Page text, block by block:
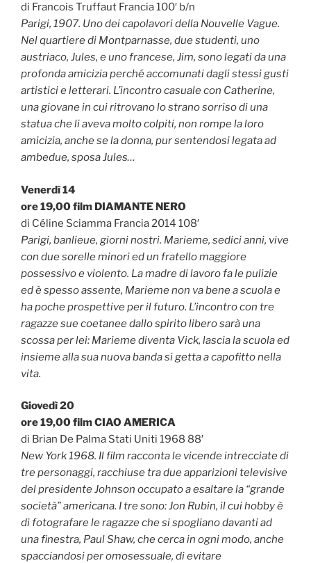
di Francois Truffaut Francia 100′ b/n
Parigi, 1907. Uno dei capolavori della Nouvelle Vague.
Nel quartiere di Montparnasse, due studenti, uno
austriaco, Jules, e uno francese, Jim, sono legati da una
profonda amicizia perché accomunati dagli stessi gusti
artistici e letterari. L’incontro casuale con Catherine,
una giovane in cui ritrovano lo strano sorriso di una
statua che li aveva molto colpiti, non rompe la loro
amicizia, anche se la donna, pur sentendosi legata ad
ambedue, sposa Jules…
Venerdì 14
ore 19,00 film DIAMANTE NERO
di Céline Sciamma Francia 2014 108′
Parigi, banlieue, giorni nostri. Marieme, sedici anni, vive
con due sorelle minori ed un fratello maggiore
possessivo e violento. La madre di lavoro fa le pulizie
ed è spesso assente, Marieme non va bene a scuola e
ha poche prospettive per il futuro. L’incontro con tre
ragazze sue coetanee dallo spirito libero sarà una
scossa per lei: Marieme diventa Vick, lascia la scuola ed
insieme alla sua nuova banda si getta a capofitto nella
vita.
Giovedì 20
ore 19,00 film CIAO AMERICA
di Brian De Palma Stati Uniti 1968 88′
New York 1968. Il film racconta le vicende intrecciate di
tre personaggi, racchiuse tra due apparizioni televisive
del presidente Johnson occupato a esaltare la “grande
società” americana. I tre sono: Jon Rubin, il cui hobby è
di fotografare le ragazze che si spogliano davanti ad
una finestra, Paul Shaw, che cerca in ogni modo, anche
spacciandosi per omosessuale, di evitare